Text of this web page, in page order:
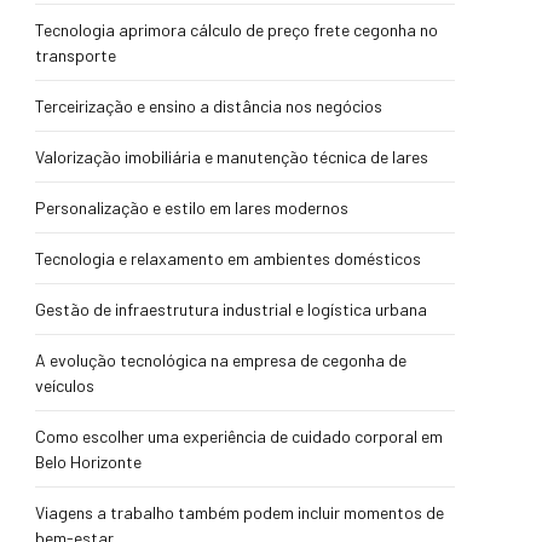
Tecnologia aprimora cálculo de preço frete cegonha no
transporte
Terceirização e ensino a distância nos negócios
Valorização imobiliária e manutenção técnica de lares
Personalização e estilo em lares modernos
Tecnologia e relaxamento em ambientes domésticos
Gestão de infraestrutura industrial e logística urbana
A evolução tecnológica na empresa de cegonha de
veículos
Como escolher uma experiência de cuidado corporal em
Belo Horizonte
Viagens a trabalho também podem incluir momentos de
bem-estar